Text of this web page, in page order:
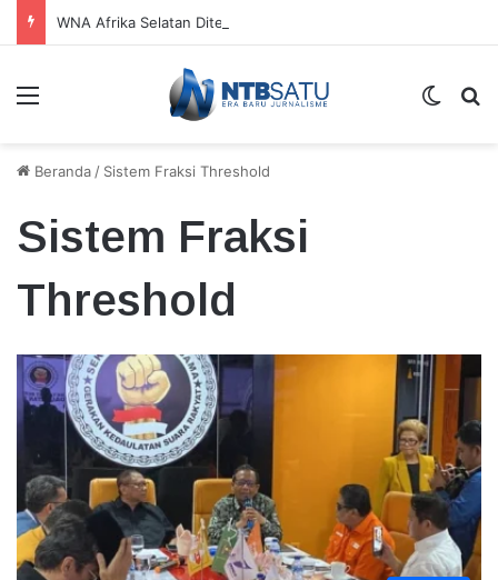
Menu
Beranda / Sistem Fraksi Threshold
Sistem Fraksi
Threshold